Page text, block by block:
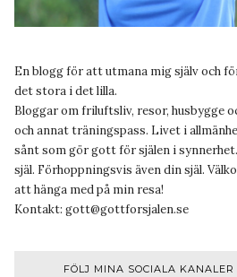
En blogg för att utmana mig själv och
det stora i det lilla.
Bloggar om friluftsliv, resor, husbygge
och annat träningspass. Livet i
sånt som gör gott för själen i
själ. Förhoppningsvis även din själ.
att hänga med på min resa!
Kontakt: gott@gottforsjalen.se
FÖLJ MINA SOCIALA KANALER